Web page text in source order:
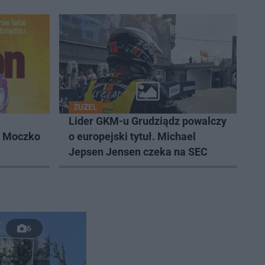
Moczko
ŻUŻEL
Lider GKM-u Grudziądz powalczy
o europejski tytuł. Michael
Jepsen Jensen czeka na SEC
6